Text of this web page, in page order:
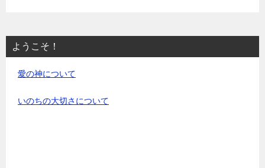
ようこそ！
愛の神について
いのちの大切さについて